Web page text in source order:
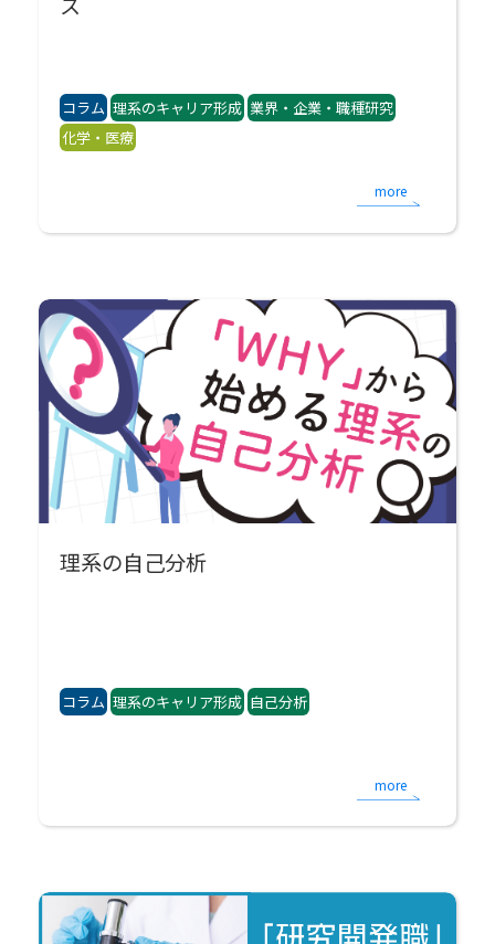
コラム 理系のキャリア形成 業界・企業・職種研究
化学・医療
more
理系の自己分析
コラム 理系のキャリア形成 自己分析
more